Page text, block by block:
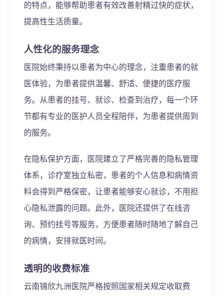
的特点，能够帮助患者有效改善射精过快的症状，
提高性生活质量。
人性化的服务理念
医院始终秉持以患者为中心的理念，注重患者的就
医体验，为患者提供温馨、舒适、便捷的医疗服
务。从患者的挂号、就诊、检查到治疗，每一个环
节都有专业的医护人员全程陪伴，为患者提供周到
的服务。
在隐私保护方面，医院建立了严格完善的隐私管理
体系，诊疗室独立私密，患者的个人信息和病情资
料会得到严格保密，让患者能够安心就诊，不用担
心隐私泄露的问题。此外，医院还提供了在线咨
询、预约挂号等服务，方便患者随时随地了解自己
的病情，安排就医时间。
透明的收费标准
云南锦欣九洲医院严格按照国家相关规定收取费